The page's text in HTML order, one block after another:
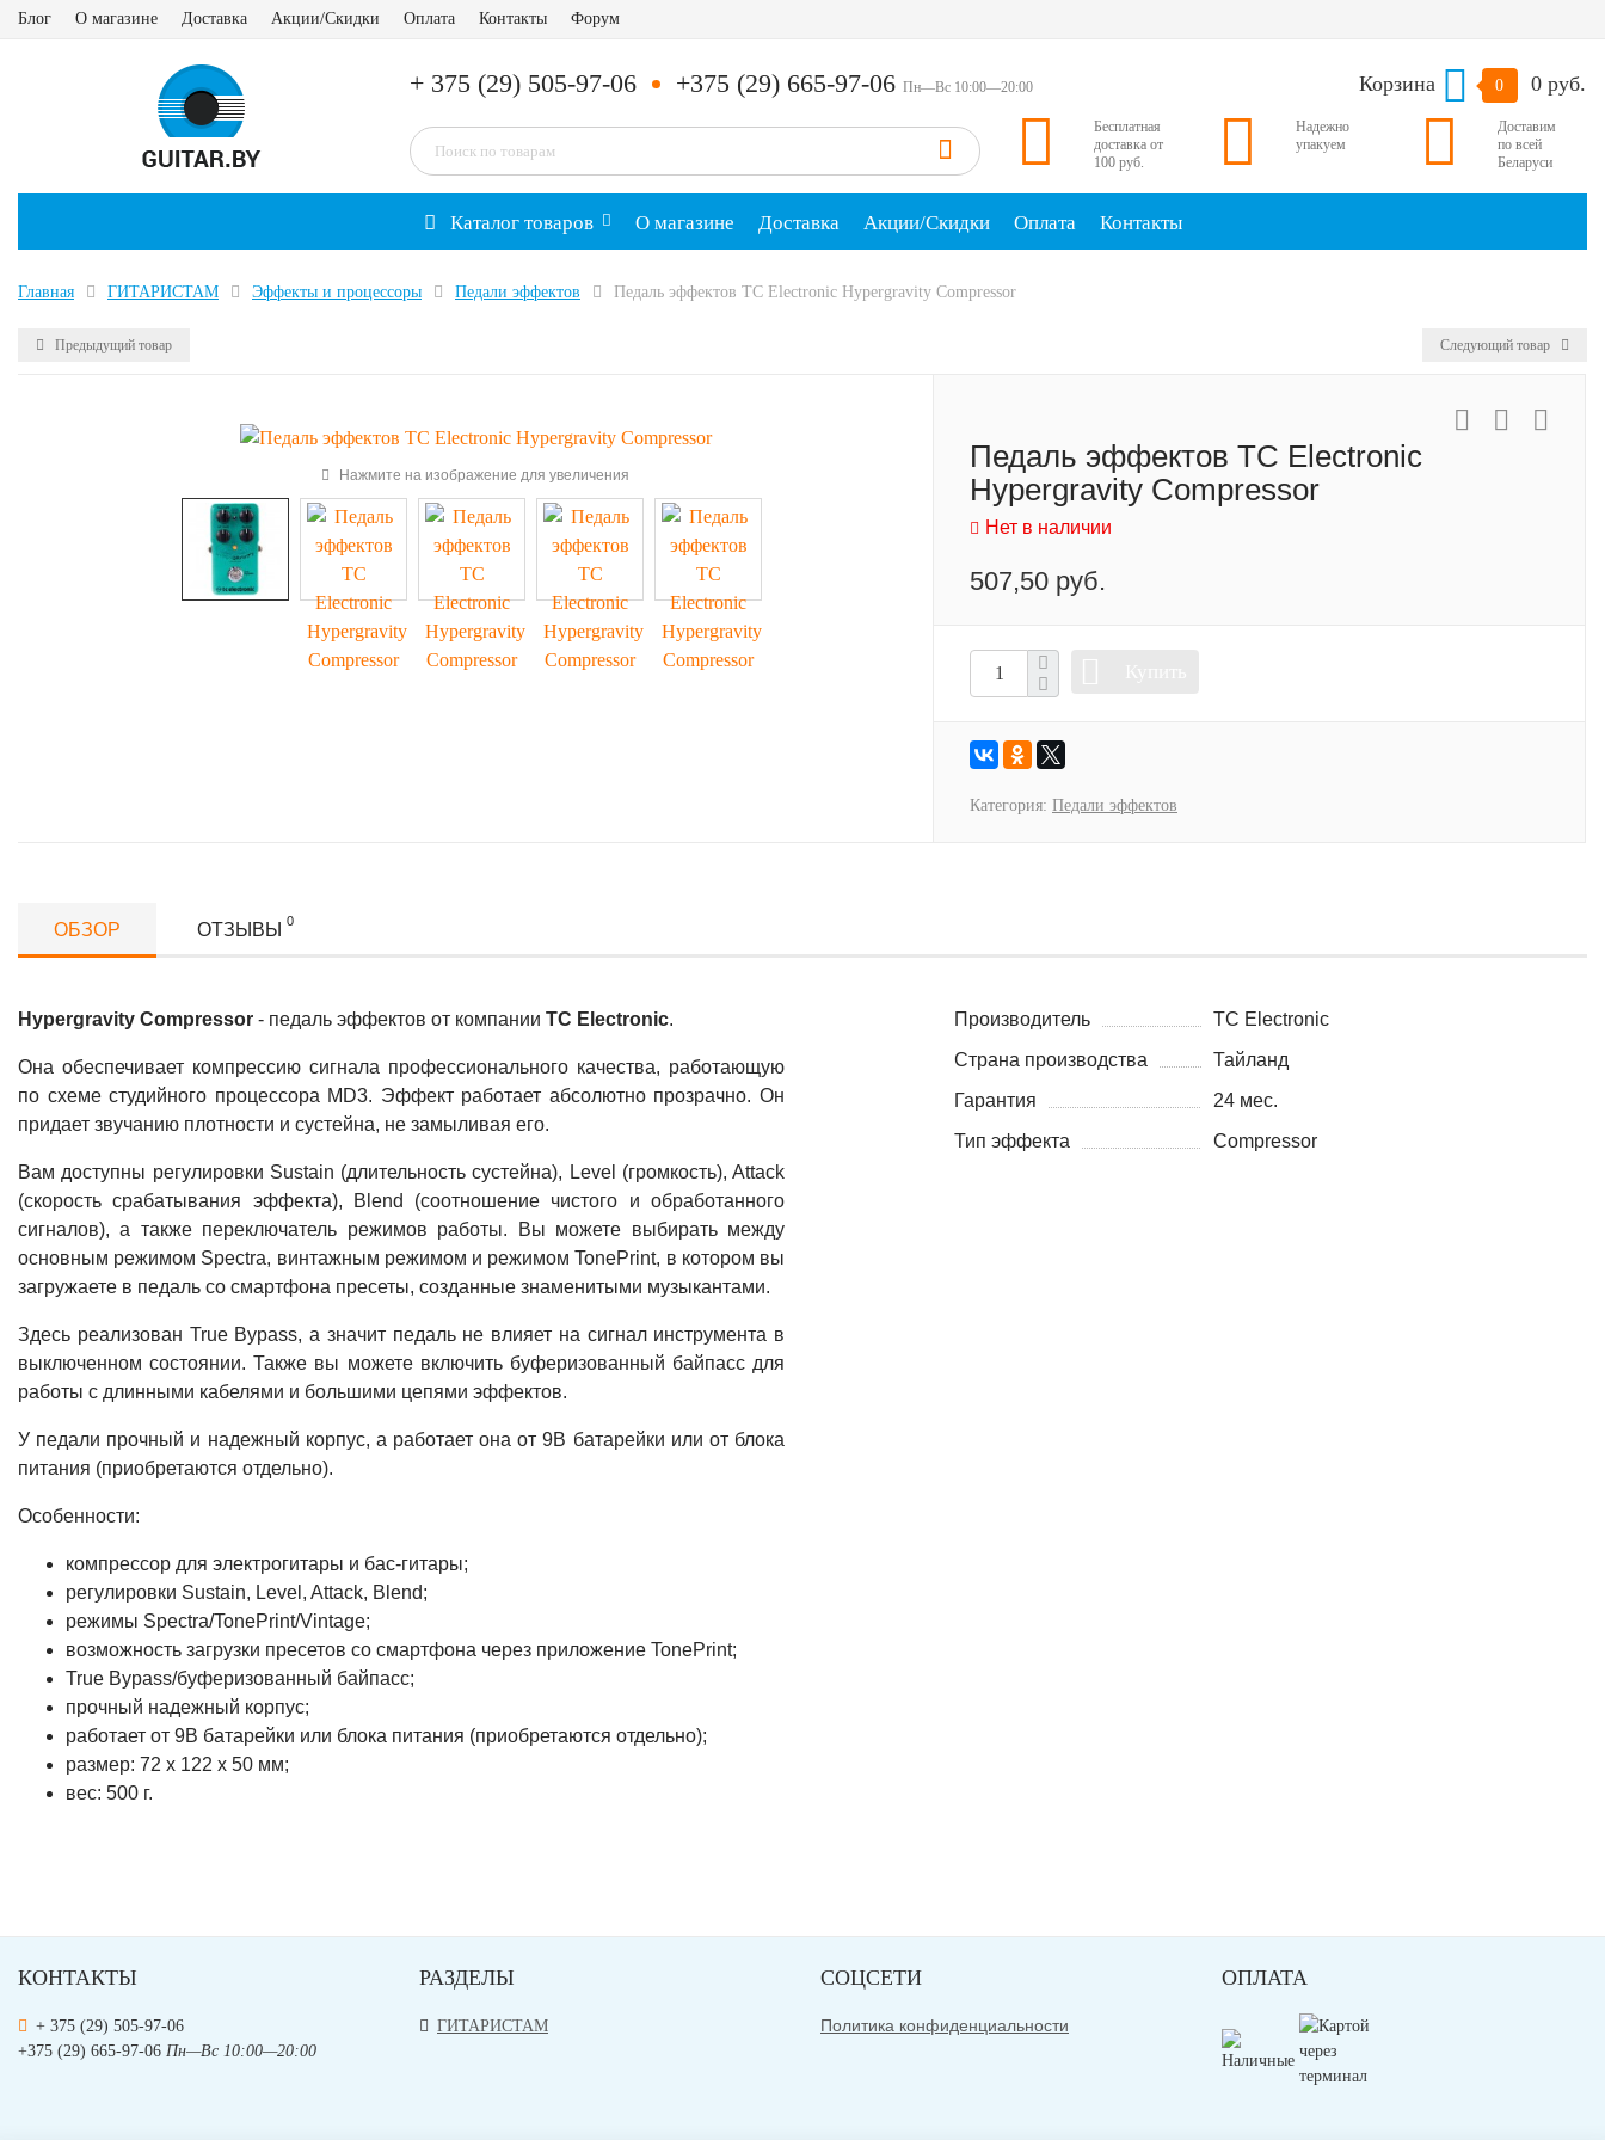
Блог О магазине Доставка Акции/Скидки Оплата Контакты Форум
+ 375 (29) 505-97-06 +375 (29) 665-97-06 Пн—Вс 10:00—20:00 Корзина 0 0 руб.
Бесплатная
доставка от
100 руб.
Надежно
упакуем
Доставим
по всей
Беларуси
Каталог товаров О магазине Доставка Акции/Скидки Оплата Контакты
Главная ГИТАРИСТАМ Эффекты и процессоры Педали эффектов Педаль эффектов TC Electronic Hypergravity Compressor
Предыдущий товар Следующий товар
Нажмите на изображение для увеличения
Педаль эффектов TC Electronic
Hypergravity Compressor
Нет в наличии
507,50 руб.
Категория: Педали эффектов
ОБЗОР ОТЗЫВЫ 0
Hypergravity Compressor - педаль эффектов от компании TC Electronic.
Она обеспечивает компрессию сигнала профессионального качества, работающую
по схеме студийного процессора MD3. Эффект работает абсолютно прозрачно. Он
придает звучанию плотности и сустейна, не замыливая его.
Вам доступны регулировки Sustain (длительность сустейна), Level (громкость), Attack
(скорость срабатывания эффекта), Blend (соотношение чистого и обработанного
сигналов), а также переключатель режимов работы. Вы можете выбирать между
основным режимом Spectra, винтажным режимом и режимом TonePrint, в котором вы
загружаете в педаль со смартфона пресеты, созданные знаменитыми музыкантами.
Здесь реализован True Bypass, а значит педаль не влияет на сигнал инструмента в
выключенном состоянии. Также вы можете включить буферизованный байпасс для
работы с длинными кабелями и большими цепями эффектов.
У педали прочный и надежный корпус, а работает она от 9В батарейки или от блока
питания (приобретаются отдельно).
Особенности:
компрессор для электрогитары и бас-гитары;
регулировки Sustain, Level, Attack, Blend;
режимы Spectra/TonePrint/Vintage;
возможность загрузки пресетов со смартфона через приложение TonePrint;
True Bypass/буферизованный байпасс;
прочный надежный корпус;
работает от 9В батарейки или блока питания (приобретаются отдельно);
размер: 72 x 122 x 50 мм;
вес: 500 г.
Производитель
TC Electronic
Страна производства
Тайланд
Гарантия
24 мес.
Тип эффекта
Compressor
КОНТАКТЫ
+ 375 (29) 505-97-06
+375 (29) 665-97-06 Пн—Вс 10:00—20:00
РАЗДЕЛЫ
ГИТАРИСТАМ
СОЦСЕТИ
Политика конфиденциальности
ОПЛАТА